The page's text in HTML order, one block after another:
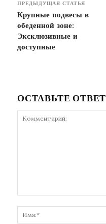
ПРЕДЫДУЩАЯ СТАТЬЯ
Крупные подвесы в
обеденной зоне:
Эксклюзивные и
доступные
ОСТАВЬТЕ ОТВЕТ